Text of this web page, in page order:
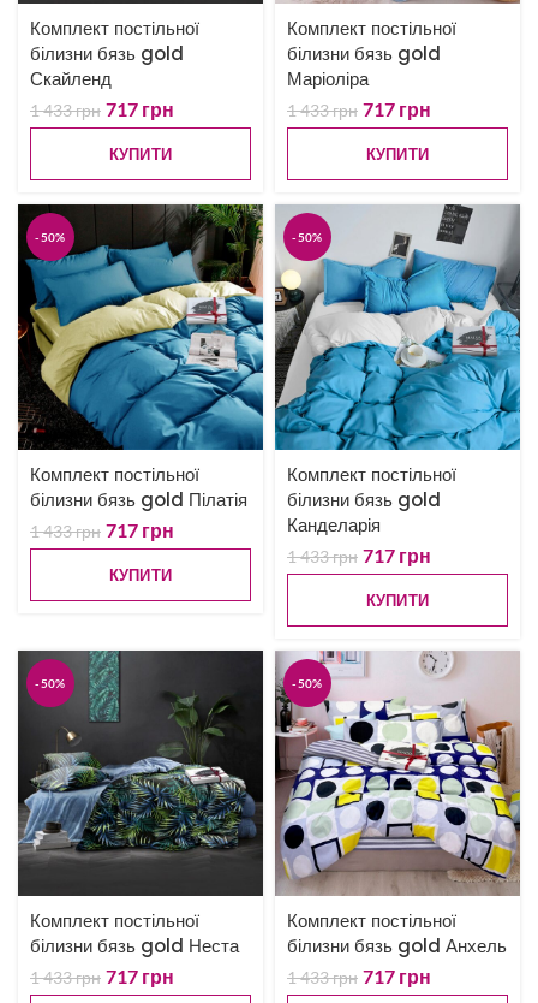
Комплект постільної
білизни бязь gold
Скайленд
1 433грн 717 грн
КУПИТИ
Комплект постільної
білизни бязь gold
Маріоліра
1 433грн 717 грн
КУПИТИ
-50%
Комплект постільної
білизни бязь gold Пілатія
1 433грн 717 грн
КУПИТИ
-50%
Комплект постільної
білизни бязь gold
Канделарія
1 433грн 717 грн
КУПИТИ
-50%
Комплект постільної
білизни бязь gold Неста
1 433грн 717 грн
-50%
Комплект постільної
білизни бязь gold Анхель
1 433грн 717 грн